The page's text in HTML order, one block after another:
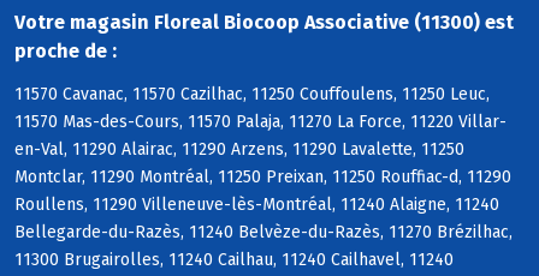
Votre magasin Floreal Biocoop Associative (11300) est
proche de :
11570 Cavanac, 11570 Cazilhac, 11250 Couffoulens, 11250 Leuc,
11570 Mas-des-Cours, 11570 Palaja, 11270 La Force, 11220 Villar-
en-Val, 11290 Alairac, 11290 Arzens, 11290 Lavalette, 11250
Montclar, 11290 Montréal, 11250 Preixan, 11250 Rouffiac-d, 11290
Roullens, 11290 Villeneuve-lès-Montréal, 11240 Alaigne, 11240
Bellegarde-du-Razès, 11240 Belvèze-du-Razès, 11270 Brézilhac,
11300 Brugairolles, 11240 Cailhau, 11240 Cailhavel, 11240